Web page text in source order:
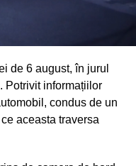
de 6 august, în jurul
Potrivit informațiilor
condus de un
aceasta traversa